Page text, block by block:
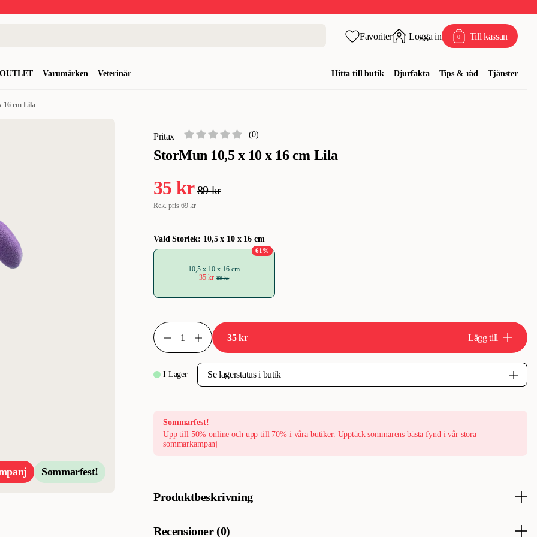
Favoriter Logga in 0 Till kassan
OUTLET Varumärken Veterinär Hitta till butik Djurfakta Tips & råd Tjänster
16 cm Lila
Sommarfest!
Pritax
StorMun 10,5 x 10 x 16 cm Lila
(0)
35 kr89 kr
Rek. pris 69 kr
Vald Storlek: 10,5 x 10 x 16 cm
61 %
10,5 x 10 x 16 cm
35 kr 89 kr
35 kr Lägg till
I Lager
Sommarfest!
Upp till 50% online och upp till 70% i våra butiker. Upptäck sommarens bästa fynd i vår stora
sommarkampanj
Produktbeskrivning
är formad med en jättemun av TPR med en inbyggd pip för extra spänning.
Recensioner (0)